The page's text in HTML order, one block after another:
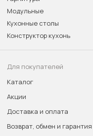
Модульные
Кухонные столы
Конструктор кухонь
Для покупателей
Каталог
Акции
Доставка и оплата
Возврат, обмен и гарантия